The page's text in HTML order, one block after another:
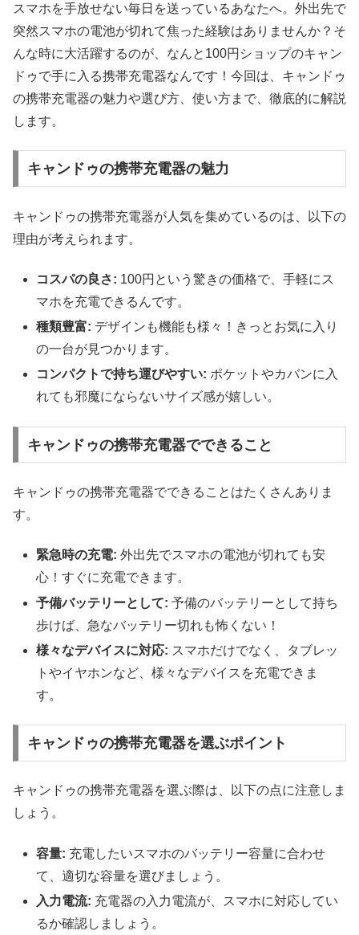
スマホを手放せない毎日を送っているあなたへ。外出先で
突然スマホの電池が切れて焦った経験はありませんか？そ
んな時に大活躍するのが、なんと100円ショップのキャン
ドゥで手に入る携帯充電器なんです！今回は、キャンドゥ
の携帯充電器の魅力や選び方、使い方まで、徹底的に解説
します。
キャンドゥの携帯充電器の魅力
キャンドゥの携帯充電器が人気を集めているのは、以下の
理由が考えられます。
コスパの良さ: 100円という驚きの価格で、手軽にス
マホを充電できるんです。
種類豊富: デザインも機能も様々！きっとお気に入り
の一台が見つかります。
コンパクトで持ち運びやすい: ポケットやカバンに入
れても邪魔にならないサイズ感が嬉しい。
キャンドゥの携帯充電器でできること
キャンドゥの携帯充電器でできることはたくさんありま
す。
緊急時の充電: 外出先でスマホの電池が切れても安
心！すぐに充電できます。
予備バッテリーとして: 予備のバッテリーとして持ち
歩けば、急なバッテリー切れも怖くない！
様々なデバイスに対応: スマホだけでなく、タブレッ
トやイヤホンなど、様々なデバイスを充電できま
す。
キャンドゥの携帯充電器を選ぶポイント
キャンドゥの携帯充電器を選ぶ際は、以下の点に注意しま
しょう。
容量: 充電したいスマホのバッテリー容量に合わせ
て、適切な容量を選びましょう。
入力電流: 充電器の入力電流が、スマホに対応してい
るか確認しましょう。